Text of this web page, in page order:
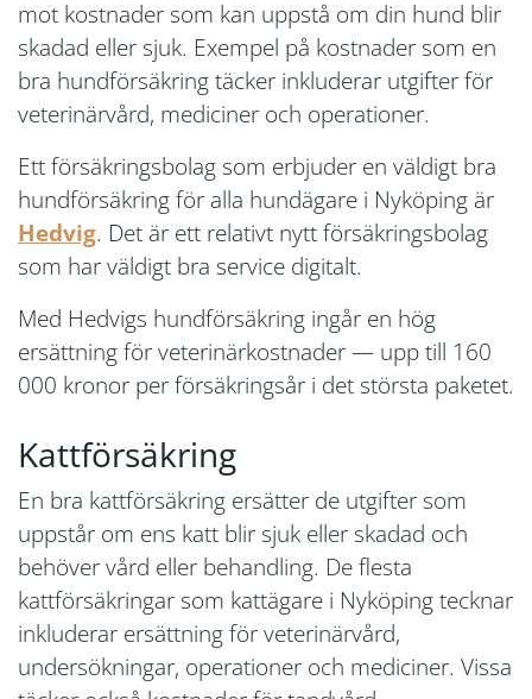
mot kostnader som kan uppstå om din hund blir
skadad eller sjuk. Exempel på kostnader som en
bra hundförsäkring täcker inkluderar utgifter för
veterinärvård, mediciner och operationer.
Ett försäkringsbolag som erbjuder en väldigt bra
hundförsäkring för alla hundägare i Nyköping är
Hedvig. Det är ett relativt nytt försäkringsbolag
som har väldigt bra service digitalt.
Med Hedvigs hundförsäkring ingår en hög
ersättning för veterinärkostnader — upp till 160
000 kronor per försäkringsår i det största paketet.
Kattförsäkring
En bra kattförsäkring ersätter de utgifter som
uppstår om ens katt blir sjuk eller skadad och
behöver vård eller behandling. De flesta
kattförsäkringar som kattägare i Nyköping tecknar
inkluderar ersättning för veterinärvård,
undersökningar, operationer och mediciner. Vissa